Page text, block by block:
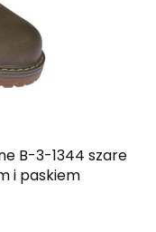
B-3-1344 szare
i paskiem